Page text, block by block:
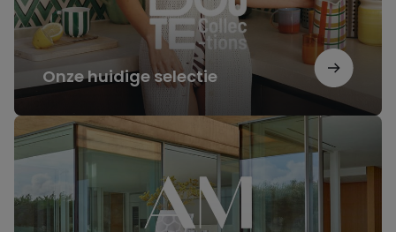
Onze huidige selectie
Onze
inspiratie